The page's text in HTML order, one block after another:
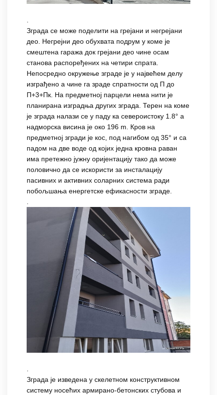
.
Зграда се може поделити на грејани и негрејани
део. Негрејни део обухвата подрум у коме је
смештена гаража док грејани део чине осам
станова распоређених на четири спрата.
Непосредно окружење зграде је у највећем делу
изграђено а чине га зраде спратности од П до
П+3+Пк. На предметној парцели нема нити је
планирана изградња других зграда. Терен на коме
је зграда налази се у паду ка североистоку 1.8° а
надморска висина је око 196 m. Кров на
предметној згради је кос, под нагибом од 35° и са
падом на две воде од којих једна кровна раван
има претежно јужну оријентацију тако да може
половично да се искористи за инсталацију
пасивних и активних соларних система ради
побољшања енергетске ефикасности зграде.
.
.
Зграда је изведена у скелетном конструктивном
систему носећих армирано-бетонских стубова и